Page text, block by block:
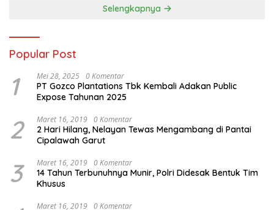
Selengkapnya
Popular Post
1 Mei 28, 2025 0 Komentar
PT Gozco Plantations Tbk Kembali Adakan Public
Expose Tahunan 2025
2 Maret 16, 2019 0 Komentar
2 Hari Hilang, Nelayan Tewas Mengambang di Pantai
Cipalawah Garut
3 Maret 16, 2019 0 Komentar
14 Tahun Terbunuhnya Munir, Polri Didesak Bentuk Tim
Khusus
Maret 16, 2019 0 Komentar